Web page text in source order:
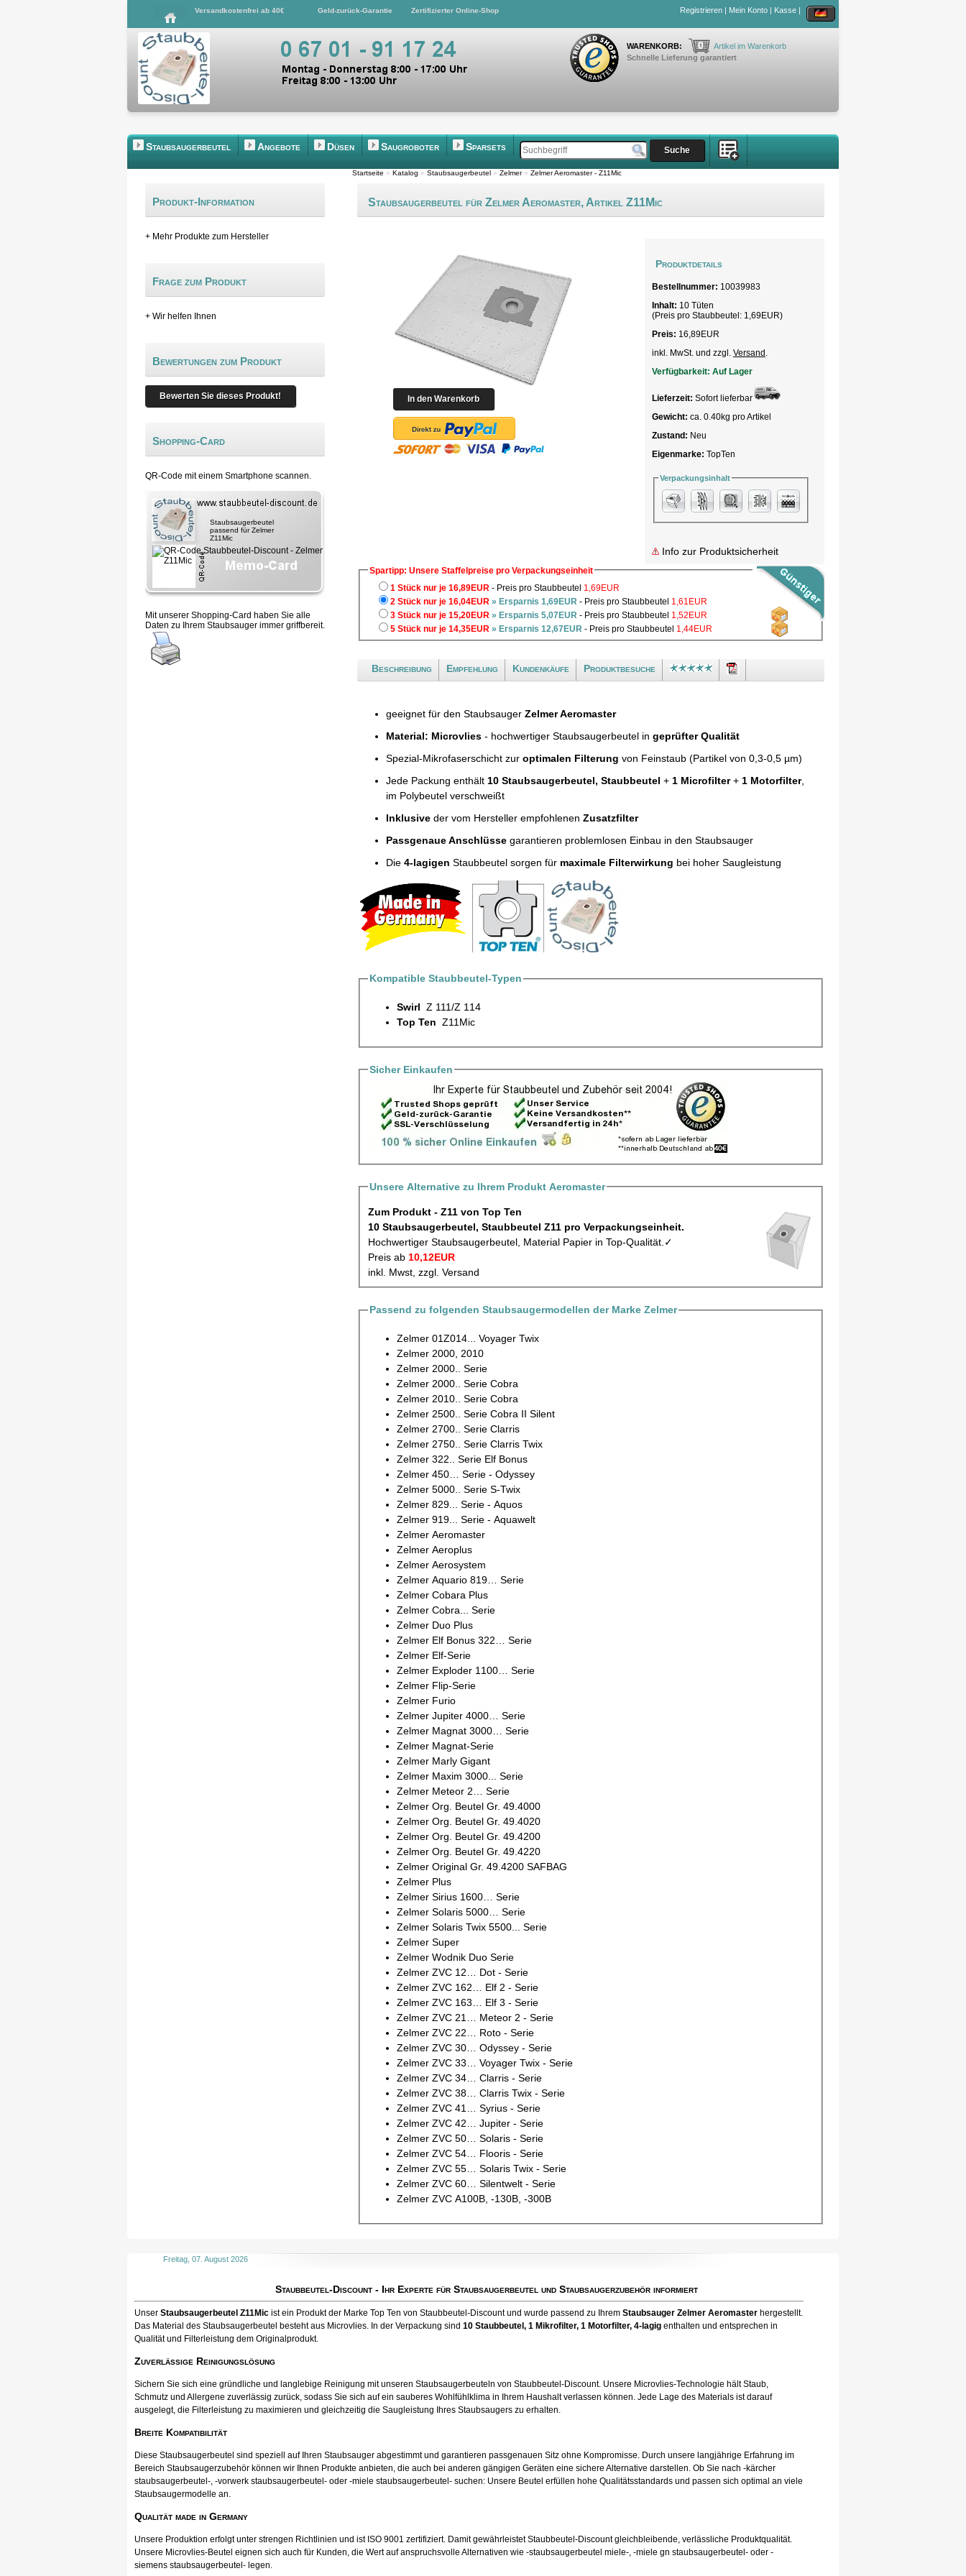
Versandkostenfrei ab 40€ Geld-zurück-Garantie Zertifizierter Online-Shop Registrieren | Mein Konto | Kasse |
WARENKORB: 0
Artikel im Warenkorb
Schnelle Lieferung garantiert
Staubsaugerbeutel Angebote Düsen Saugroboter Sparsets
Startseite » Katalog » Staubsaugerbeutel » Zelmer » Zelmer Aeromaster - Z11Mic
Staubsaugerbeutel für Zelmer Aeromaster, Artikel Z11Mic
Produktdetails
Bestellnummer: 10039983
Inhalt: 10 Tüten
(Preis pro Staubbeutel: 1,69EUR)
Preis: 16,89EUR
inkl. MwSt. und zzgl. Versand
Verfügbarkeit: Auf Lager
Lieferzeit: Sofort lieferbar
Gewicht: ca. 0.40kg pro Artikel
Zustand: Neu
Eigenmarke: TopTen
Verpackungsinhalt
Info zur Produktsicherheit
Spartipp: Unsere Staffelpreise pro Verpackungseinheit
1 Stück nur je 16,89EUR - Preis pro Staubbeutel 1,69EUR
2 Stück nur je 16,04EUR » Ersparnis 1,69EUR - Preis pro Staubbeutel 1,61EUR
3 Stück nur je 15,20EUR » Ersparnis 5,07EUR - Preis pro Staubbeutel 1,52EUR
5 Stück nur je 14,35EUR » Ersparnis 12,67EUR - Preis pro Staubbeutel 1,44EUR
Beschreibung Empfehlung Kundenkäufe Produktbesuche
geeignet für den Staubsauger Zelmer Aeromaster
Material: Microvlies - hochwertiger Staubsaugerbeutel in geprüfter Qualität
Spezial-Mikrofaserschicht zur optimalen Filterung von Feinstaub (Partikel von 0,3-0,5 µm)
Jede Packung enthält 10 Staubsaugerbeutel, Staubbeutel + 1 Microfilter+ 1 Motorfilter,
im Polybeutel verschweißt
Inklusive der vom Hersteller empfohlenen Zusatzfilter
Passgenaue Anschlüsse garantieren problemlosen Einbau in den Staubsauger
Die 4-lagigen Staubbeutel sorgen für maximale Filterwirkung bei hoher Saugleistung
Kompatible Staubbeutel-Typen
Swirl Z 111/Z 114
Top Ten Z11Mic
Sicher Einkaufen
Unsere Alternative zu Ihrem Produkt Aeromaster
Zum Produkt - Z11 von Top Ten
10 Staubsaugerbeutel, Staubbeutel Z11 pro Verpackungseinheit.
Hochwertiger Staubsaugerbeutel, Material Papier in Top-Qualität.✓
Preis ab 10,12EUR
inkl. Mwst, zzgl. Versand
Passend zu folgenden Staubsaugermodellen der Marke Zelmer
Zelmer 01Z014... Voyager Twix
Zelmer 2000, 2010
Zelmer 2000.. Serie
Zelmer 2000.. Serie Cobra
Zelmer 2010.. Serie Cobra
Zelmer 2500.. Serie Cobra II Silent
Zelmer 2700.. Serie Clarris
Zelmer 2750.. Serie Clarris Twix
Zelmer 322.. Serie Elf Bonus
Zelmer 450… Serie - Odyssey
Zelmer 5000.. Serie S-Twix
Zelmer 829... Serie - Aquos
Zelmer 919... Serie - Aquawelt
Zelmer Aeromaster
Zelmer Aeroplus
Zelmer Aerosystem
Zelmer Aquario 819… Serie
Zelmer Cobara Plus
Zelmer Cobra... Serie
Zelmer Duo Plus
Zelmer Elf Bonus 322… Serie
Zelmer Elf-Serie
Zelmer Exploder 1100… Serie
Zelmer Flip-Serie
Zelmer Furio
Zelmer Jupiter 4000… Serie
Zelmer Magnat 3000… Serie
Zelmer Magnat-Serie
Zelmer Marly Gigant
Zelmer Maxim 3000... Serie
Zelmer Meteor 2… Serie
Zelmer Org. Beutel Gr. 49.4000
Zelmer Org. Beutel Gr. 49.4020
Zelmer Org. Beutel Gr. 49.4200
Zelmer Org. Beutel Gr. 49.4220
Zelmer Original Gr. 49.4200 SAFBAG
Zelmer Plus
Zelmer Sirius 1600… Serie
Zelmer Solaris 5000… Serie
Zelmer Solaris Twix 5500... Serie
Zelmer Super
Zelmer Wodnik Duo Serie
Zelmer ZVC 12… Dot - Serie
Zelmer ZVC 162… Elf 2 - Serie
Zelmer ZVC 163… Elf 3 - Serie
Zelmer ZVC 21… Meteor 2 - Serie
Zelmer ZVC 22… Roto - Serie
Zelmer ZVC 30… Odyssey - Serie
Zelmer ZVC 33… Voyager Twix - Serie
Zelmer ZVC 34… Clarris - Serie
Zelmer ZVC 38… Clarris Twix - Serie
Zelmer ZVC 41… Syrius - Serie
Zelmer ZVC 42… Jupiter - Serie
Zelmer ZVC 50… Solaris - Serie
Zelmer ZVC 54… Flooris - Serie
Zelmer ZVC 55… Solaris Twix - Serie
Zelmer ZVC 60… Silentwelt - Serie
Zelmer ZVC A100B, -130B, -300B
Produkt-Information
+ Mehr Produkte zum Hersteller
Frage zum Produkt
+ Wir helfen Ihnen
Bewertungen zum Produkt
Bewerten Sie dieses Produkt!
Shopping-Card
QR-Code mit einem Smartphone scannen.
Staubsaugerbeutel
passend für Zelmer
Z11Mic
Mit unserer Shopping-Card haben Sie alle
Daten zu Ihrem Staubsauger immer griffbereit.
Freitag, 07. August 2026
Staubbeutel-Discount - Ihr Experte für Staubsaugerbeutel und Staubsaugerzubehör informiert
Unser Staubsaugerbeutel Z11Mic ist ein Produkt der Marke Top Ten von Staubbeutel-Discount und wurde passend zu Ihrem Staubsauger Zelmer Aeromaster hergestellt.
Das Material des Staubsaugerbeutel besteht aus Microvlies. In der Verpackung sind 10 Staubbeutel, 1 Mikrofilter, 1 Motorfilter, 4-lagig enthalten und entsprechen in
Qualität und Filterleistung dem Originalprodukt.
Zuverlässige Reinigungslösung
Sichern Sie sich eine gründliche und langlebige Reinigung mit unseren Staubsaugerbeuteln von Staubbeutel-Discount. Unsere Microvlies-Technologie hält Staub,
Schmutz und Allergene zuverlässig zurück, sodass Sie sich auf ein sauberes Wohlfühlklima in Ihrem Haushalt verlassen können. Jede Lage des Materials ist darauf
ausgelegt, die Filterleistung zu maximieren und gleichzeitig die Saugleistung Ihres Staubsaugers zu erhalten.
Breite Kompatibilität
Diese Staubsaugerbeutel sind speziell auf Ihren Staubsauger abgestimmt und garantieren passgenauen Sitz ohne Kompromisse. Durch unsere langjährige Erfahrung im
Bereich Staubsaugerzubehör können wir Ihnen Produkte anbieten, die auch bei anderen gängigen Geräten eine sichere Alternative darstellen. Ob Sie nach -kärcher
staubsaugerbeutel-, -vorwerk staubsaugerbeutel- oder -miele staubsaugerbeutel- suchen: Unsere Beutel erfüllen hohe Qualitätsstandards und passen sich optimal an viele
Staubsaugermodelle an.
Qualität made in Germany
Unsere Produktion erfolgt unter strengen Richtlinien und ist ISO 9001 zertifiziert. Damit gewährleistet Staubbeutel-Discount gleichbleibende, verlässliche Produktqualität.
Unsere Microvlies-Beutel eignen sich auch für Kunden, die Wert auf anspruchsvolle Alternativen wie -staubsaugerbeutel miele-, -miele gn staubsaugerbeutel- oder -
siemens staubsaugerbeutel- legen.